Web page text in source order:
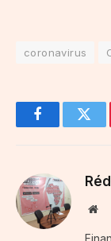
coronavirus
Facebook